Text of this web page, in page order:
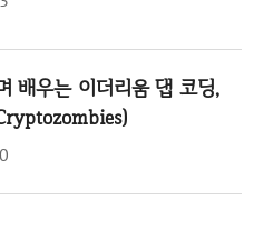
배우는 이더리움 댑 코딩,